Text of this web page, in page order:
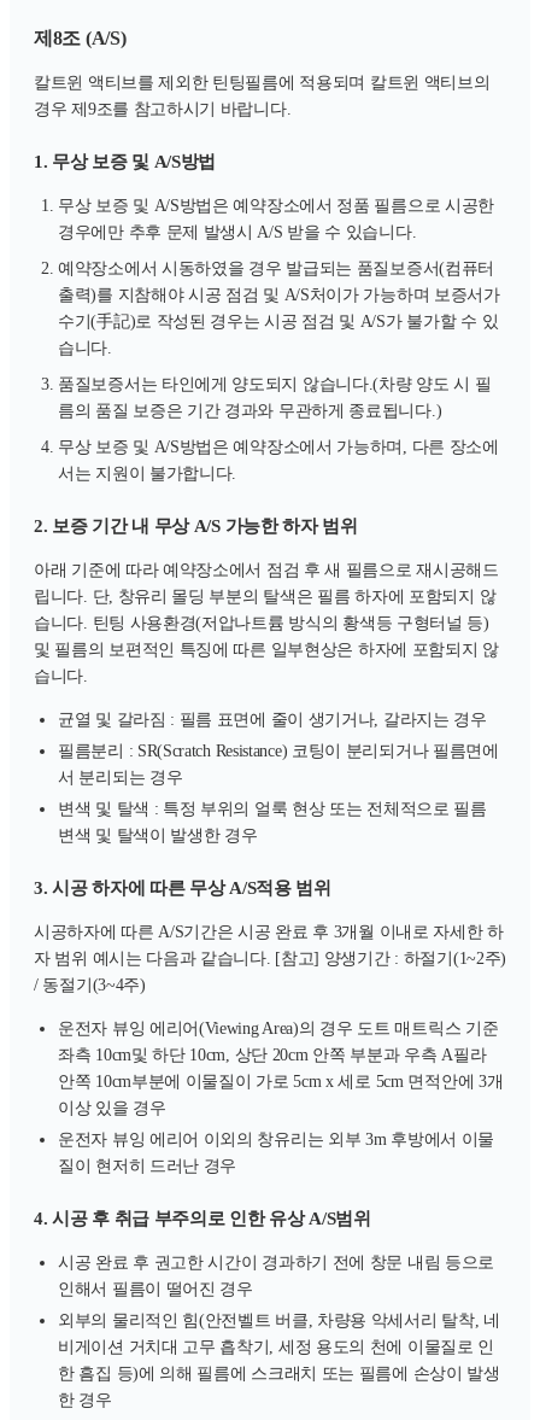
제8조 (A/S)
칼트윈 액티브를 제외한 틴팅필름에 적용되며 칼트윈 액티브의
경우 제9조를 참고하시기 바랍니다.
1. 무상 보증 및 A/S방법
무상 보증 및 A/S방법은 예약장소에서 정품 필름으로 시공한
경우에만 추후 문제 발생시 A/S 받을 수 있습니다.
예약장소에서 시동하였을 경우 발급되는 품질보증서(컴퓨터
출력)를 지참해야 시공 점검 및 A/S처이가 가능하며 보증서가
수기(手記)로 작성된 경우는 시공 점검 및 A/S가 불가할 수 있
습니다.
품질보증서는 타인에게 양도되지 않습니다.(차량 양도 시 필
름의 품질 보증은 기간 경과와 무관하게 종료됩니다.)
무상 보증 및 A/S방법은 예약장소에서 가능하며, 다른 장소에
서는 지원이 불가합니다.
2. 보증 기간 내 무상 A/S 가능한 하자 범위
아래 기준에 따라 예약장소에서 점검 후 새 필름으로 재시공해드
립니다. 단, 창유리 몰딩 부분의 탈색은 필름 하자에 포함되지 않
습니다. 틴팅 사용환경(저압나트륨 방식의 황색등 구형터널 등)
및 필름의 보편적인 특징에 따른 일부현상은 하자에 포함되지 않
습니다.
균열 및 갈라짐 : 필름 표면에 줄이 생기거나, 갈라지는 경우
필름분리 : SR(Scratch Resistance) 코팅이 분리되거나 필름면에
서 분리되는 경우
변색 및 탈색 : 특정 부위의 얼룩 현상 또는 전체적으로 필름
변색 및 탈색이 발생한 경우
3. 시공 하자에 따른 무상 A/S적용 범위
시공하자에 따른 A/S기간은 시공 완료 후 3개월 이내로 자세한 하
자 범위 예시는 다음과 같습니다. [참고] 양생기간 : 하절기(1~2주)
/ 동절기(3~4주)
운전자 뷰잉 에리어(Viewing Area)의 경우 도트 매트릭스 기준
좌측 10cm및 하단 10cm, 상단 20cm 안쪽 부분과 우측 A필라
안쪽 10cm부분에 이물질이 가로 5cm x 세로 5cm 면적안에 3개
이상 있을 경우
운전자 뷰잉 에리어 이외의 창유리는 외부 3m 후방에서 이물
질이 현저히 드러난 경우
4. 시공 후 취급 부주의로 인한 유상 A/S범위
시공 완료 후 권고한 시간이 경과하기 전에 창문 내림 등으로
인해서 필름이 떨어진 경우
외부의 물리적인 힘(안전벨트 버클, 차량용 악세서리 탈착, 네
비게이션 거치대 고무 흡착기, 세정 용도의 천에 이물질로 인
한 흠집 등)에 의해 필름에 스크래치 또는 필름에 손상이 발생
한 경우